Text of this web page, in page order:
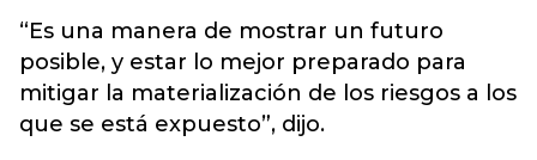
“Es una manera de mostrar un futuro
posible, y estar lo mejor preparado para
mitigar la materialización de los riesgos a los
que se está expuesto”, dijo.